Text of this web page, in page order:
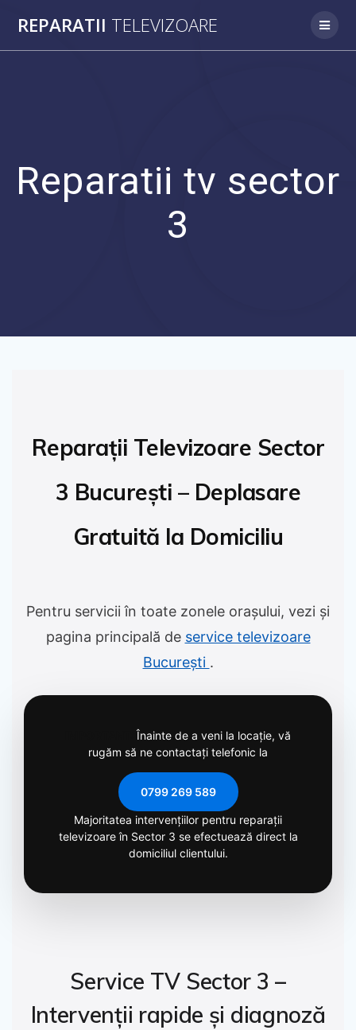
REPARATII TELEVIZOARE
Reparatii tv sector
3
Reparații Televizoare Sector
3 București – Deplasare
Gratuită la Domiciliu
Pentru servicii în toate zonele orașului, vezi și
pagina principală de service televizoare
București .
Înainte de a veni la locație, vă
rugăm să ne contactați telefonic la
0799 269 589
Majoritatea intervențiilor pentru reparații
televizoare în Sector 3 se efectuează direct la
domiciliul clientului.
Service TV Sector 3 –
Intervenții rapide și diagnoză